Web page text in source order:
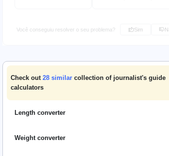
Você conseguiu resolver o seu problema? Sim
Check out 28 similar collection of journalist's guide
calculators
Length converter
Weight converter